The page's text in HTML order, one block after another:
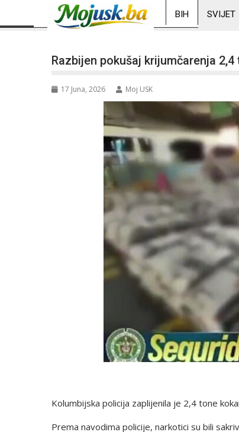
BIH SVIJET
Razbijen pokušaj krijumčarenja
17 Juna, 2026 Moj USK
Kolumbijska policija zaplijenila je 2,4 tone
Prema navodima policije, narkotici su bili